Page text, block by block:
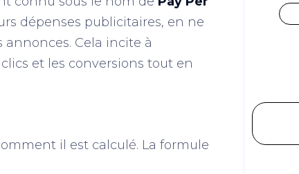
dépenses publicitaires, en ne
Cela incite à
et les conversions tout en
il est calculé. La formule